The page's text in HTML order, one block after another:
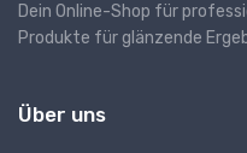
Dein Online-Shop für
Produkte für glänzende
Über uns